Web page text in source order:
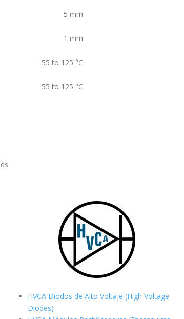
5 mm
1 mm
55 to 125 °C
55 to 125 °C
HVCA Diodos de Alto Voltaje (High Voltage
Diodes)